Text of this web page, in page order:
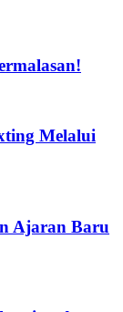
Melalui
Ajaran Baru